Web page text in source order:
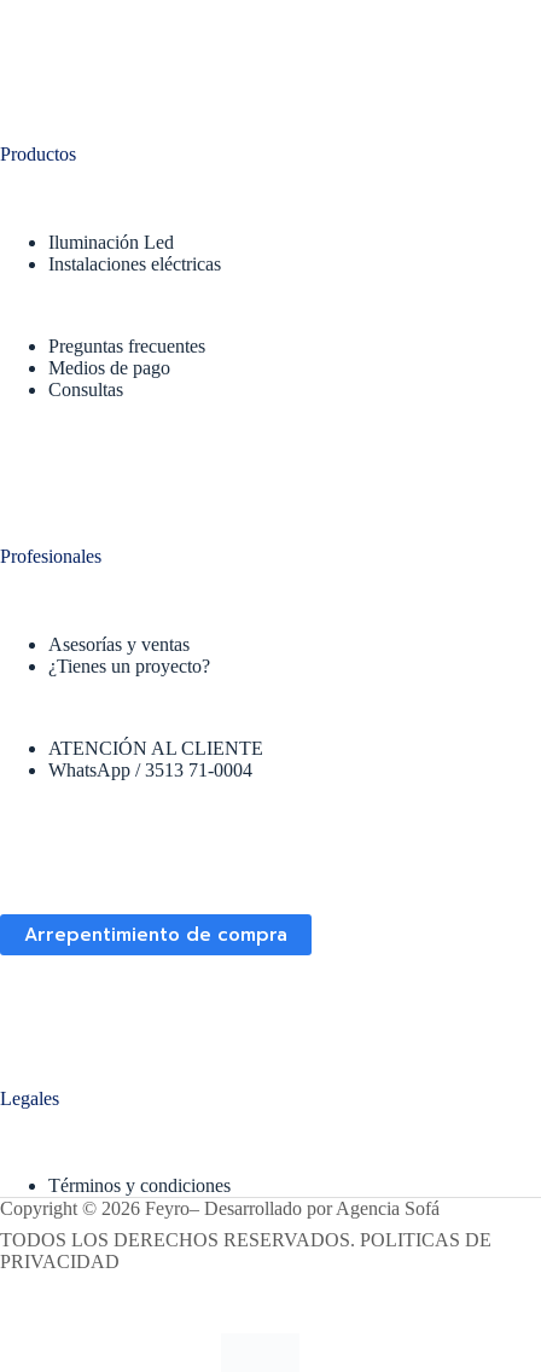
Productos
Iluminación Led
Instalaciones eléctricas
Preguntas frecuentes
Medios de pago
Consultas
Profesionales
Asesorías y ventas
¿Tienes un proyecto?
ATENCIÓN AL CLIENTE
WhatsApp / 3513 71-0004
Arrepentimiento de compra
Legales
Términos y condiciones
Copyright © 2026 Feyro– Desarrollado porAgencia Sofá
TODOS LOS DERECHOS RESERVADOS. POLITICAS DE
PRIVACIDAD